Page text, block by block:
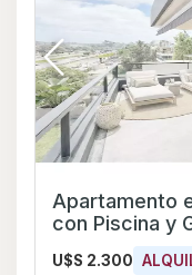
Apartamento
con Piscina y
Montevideo
U$S 2.300